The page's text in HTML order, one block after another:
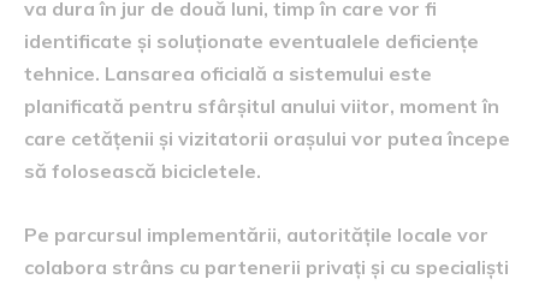
va dura în jur de două luni, timp în care vor fi
identificate și soluționate eventualele deficiențe
tehnice. Lansarea oficială a sistemului este
planificată pentru sfârșitul anului viitor, moment în
care cetățenii și vizitatorii orașului vor putea începe
să folosească bicicletele.
Pe parcursul implementării, autoritățile locale vor
colabora strâns cu partenerii privați și cu specialiști